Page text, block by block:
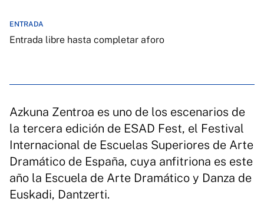
ENTRADA
Entrada libre hasta completar aforo
Azkuna Zentroa es uno de los escenarios de
la tercera edición de ESAD Fest, el Festival
Internacional de Escuelas Superiores de Arte
Dramático de España, cuya anfitriona es este
año la Escuela de Arte Dramático y Danza de
Euskadi, Dantzerti.